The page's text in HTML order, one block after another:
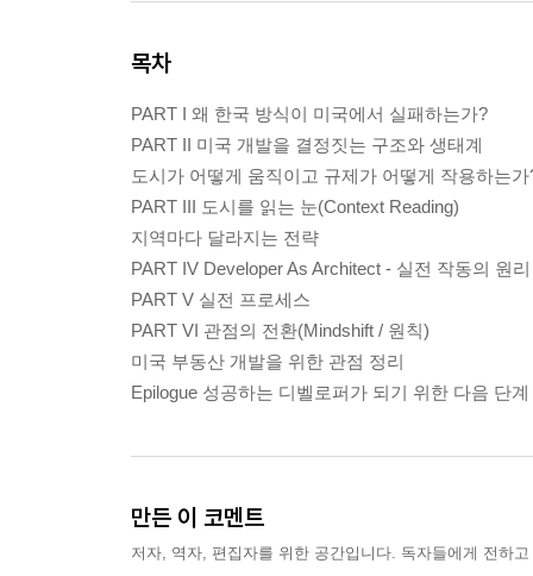
목차
PART I 왜 한국 방식이 미국에서 실패하는가?
PART II 미국 개발을 결정짓는 구조와 생태계
도시가 어떻게 움직이고 규제가 어떻게 작용하는가
PART III 도시를 읽는 눈(Context Reading)
지역마다 달라지는 전략
PART IV Developer As Architect - 실전 작동의 원리
PART V 실전 프로세스
PART VI 관점의 전환(Mindshift / 원칙)
미국 부동산 개발을 위한 관점 정리
Epilogue 성공하는 디벨로퍼가 되기 위한 다음 단계
만든 이 코멘트
저자, 역자, 편집자를 위한 공간입니다. 독자들에게 전하